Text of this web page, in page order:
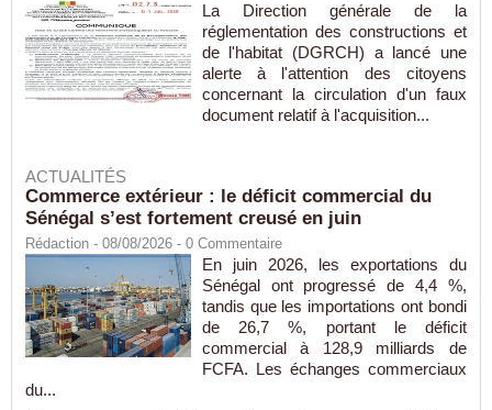
La Direction générale de la
réglementation des constructions et
de l'habitat (DGRCH) a lancé une
alerte à l'attention des citoyens
concernant la circulation d'un faux
document relatif à l'acquisition...
ACTUALITÉS
Commerce extérieur : le déficit commercial du
Sénégal s’est fortement creusé en juin
Rédaction - 08/08/2026 - 0 Commentaire
En juin 2026, les exportations du
Sénégal ont progressé de 4,4 %,
tandis que les importations ont bondi
de 26,7 %, portant le déficit
commercial à 128,9 milliards de
FCFA. Les échanges commerciaux
du...